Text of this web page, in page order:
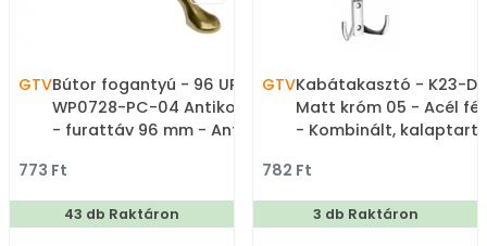
GTVBútor fogantyú - 96 UP-
WP0728-PC-04 Antikolt
- furattáv 96 mm - Antik
virágmintás - Zamak fém
ötvözet, Porcelán -
Porcelánnal kombinált
773 Ft
43 db Raktáron
GTVKabátakasztó - K23-
Matt króm 05 - Acél
- Kombinált,
782 Ft
3 db Raktáron